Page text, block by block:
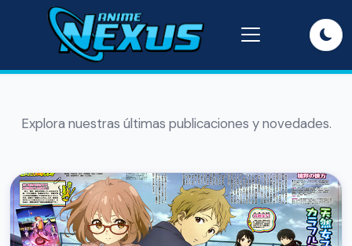
Explora nuestras últimas publicaciones y novedades.